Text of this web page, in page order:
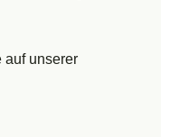
auf unserer